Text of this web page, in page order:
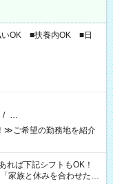
いOK ■扶養内OK ■日
/ …
≫ご希望の勤務地を紹介